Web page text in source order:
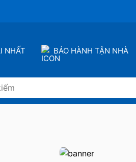
NHẤT BẢO HÀNH TẬN NHÀ